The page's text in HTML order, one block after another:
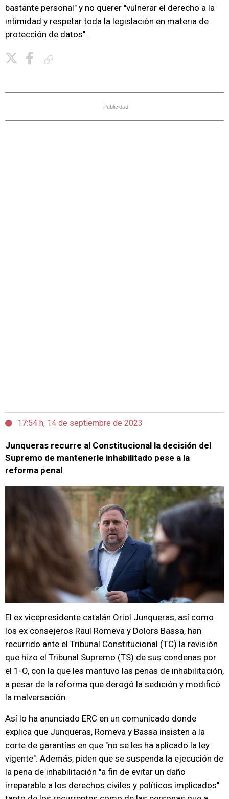
bastante personal" y no querer "vulnerar el derecho a la
intimidad y respetar toda la legislación en materia de
protección de datos".
Publicidad
17:54 h, 14 de septiembre de 2023
Junqueras recurre al Constitucional la decisión del
Supremo de mantenerle inhabilitado pese a la
reforma penal
El ex vicepresidente catalán Oriol Junqueras, así como
los ex consejeros Raül Romeva y Dolors Bassa, han
recurrido ante el Tribunal Constitucional (TC) la revisión
que hizo el Tribunal Supremo (TS) de sus condenas por
el 1-O, con la que les mantuvo las penas de inhabilitación,
a pesar de la reforma que derogó la sedición y modificó
la malversación.
Así lo ha anunciado ERC en un comunicado donde
explica que Junqueras, Romeva y Bassa insisten a la
corte de garantías en que "no se les ha aplicado la ley
vigente". Además, piden que se suspenda la ejecución de
la pena de inhabilitación "a fin de evitar un daño
irreparable a los derechos civiles y políticos implicados"